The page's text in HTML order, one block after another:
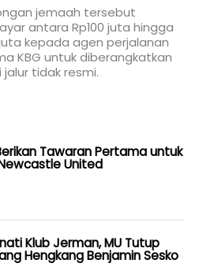
jemaah tersebut
antara Rp100 juta hingga
kepada agen perjalanan
KBG untuk diberangkatkan
jalur tidak resmi.
Tawaran Pertama untuk
United
Klub Jerman, MU Tutup
Hengkang Benjamin Sesko